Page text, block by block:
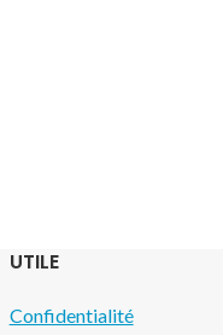
UTILE
Confidentialité